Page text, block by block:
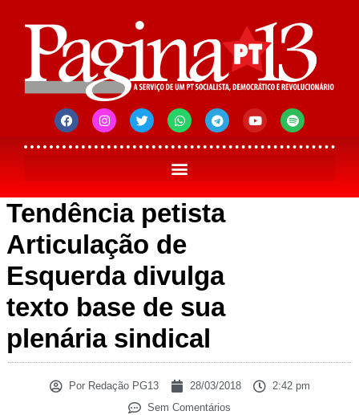
Tendência petista
Articulação de
Esquerda divulga
texto base de sua
plenária sindical
PorRedação PG13 28/03/2018
2:42 pm
Sem Comentários